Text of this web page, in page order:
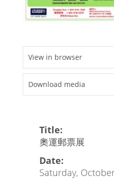
View in browser
Download media
Title:
奧運郵票展
Date:
Saturday,